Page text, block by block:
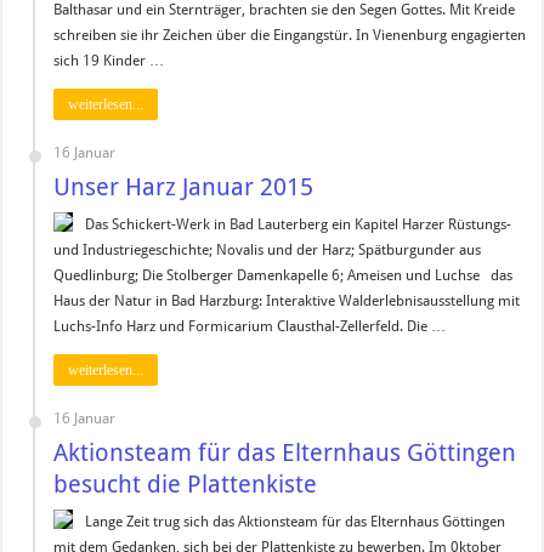
Balthasar und ein Sternträger, brachten sie den Segen Gottes. Mit Kreide
schreiben sie ihr Zeichen über die Eingangstür. In Vienenburg engagierten
sich 19 Kinder …
weiterlesen...
16 Januar
Unser Harz Januar 2015
Das Schickert-Werk in Bad Lauterberg ein Kapitel Harzer Rüstungs-
und Industriegeschichte; Novalis und der Harz; Spätburgunder aus
Quedlinburg; Die Stolberger Damenkapelle 6; Ameisen und Luchse das
Haus der Natur in Bad Harzburg: Interaktive Walderlebnisausstellung mit
Luchs-Info Harz und Formicarium Clausthal-Zellerfeld. Die …
weiterlesen...
16 Januar
Aktionsteam für das Elternhaus Göttingen
besucht die Plattenkiste
Lange Zeit trug sich das Aktionsteam für das Elternhaus Göttingen
mit dem Gedanken, sich bei der Plattenkiste zu bewerben. Im 0ktober